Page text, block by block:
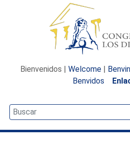
Bienvenidos | Welcome |
Benvidos